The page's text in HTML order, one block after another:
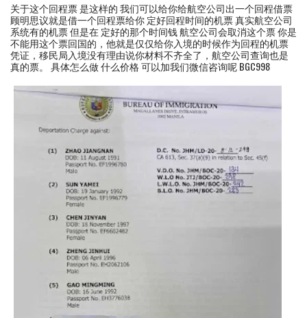
关于这个回程票 是这样的 我们可以给你给航空公司出一个回程借票
顾明思议就是借一个回程票给你 定好回程时间的机票 真实航空公司
系统有的机票 但是在 定好的那个时间钱 航空公司会取消这个票 你是
不能用这个票回国的，他就是仅仅给你入境的时候作为回程的机票
凭证，移民局入境没有理由说你材料不齐全了，航空公司查询也是
真的票。 具体怎么做 什么价格 可以加我们微信咨询呢 BGC998